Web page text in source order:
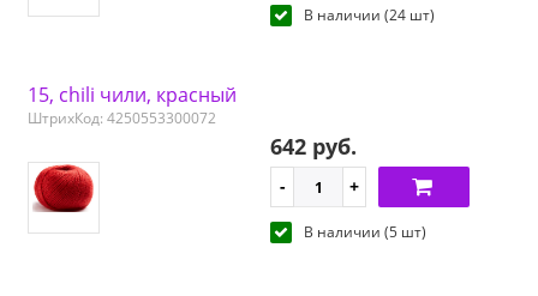
В наличии (24 шт)
15, chili чили, красный
ШтрихКод: 4250553300072
642 руб.
В наличии (5 шт)